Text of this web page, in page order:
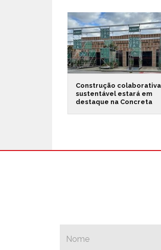
Construção
sustentável estará em
destaque na Concreta